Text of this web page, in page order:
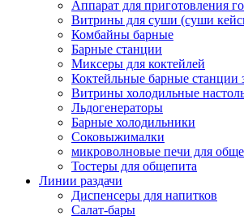
Аппарат для приготовления
Витрины для суши (суши
Комбайны барные
Барные станции
Миксеры для коктейлей
Коктейльные барные станции
Витрины холодильные
Льдогенераторы
Барные холодильники
Соковыжималки
микроволновые печи для
Тостеры для общепита
Линии раздачи
Диспенсеры для напитков
Салат-бары